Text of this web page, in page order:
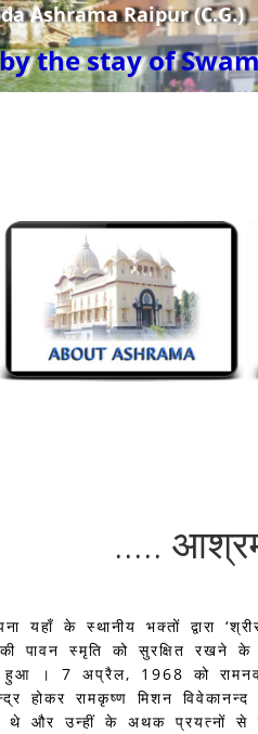
Ashrama Raipur (C.G.)
the stay of
.....
यहाँ के स्थानीय भक्तों द्वारा
पावन स्मृति को सुरक्षित रखने
हुआ । 7 अप्रैल, 1968 को
होकर रामकृष्ण मिशन
थे और उन्हीं के अथक प्रयत्नों से